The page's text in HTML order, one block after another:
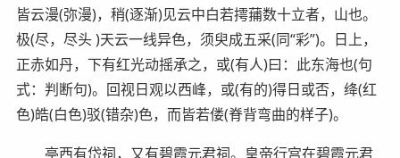
皆云漫(弥漫)，稍(逐渐)见云中白若摴蒱数十立者，山也。
极(尽，尽头 )天云一线异色，须臾成五采(同“彩”)。日上，
正赤如丹，下有红光动摇承之，或(有人)曰：此东海也(句
式：判断句)。回视日观以西峰，或(有的)得日或否，绛(红
色)皓(白色)驳(错杂)色，而皆若偻(脊背弯曲的样子)。
亭西有岱祠，又有碧霞元君祠。皇帝行宫在碧霞元君